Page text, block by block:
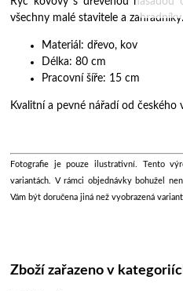
všechny malé stavitele a zahradníky.
Materiál: dřevo, kov
Délka: 80 cm
Pracovní šíře: 15 cm
Kvalitní a pevné nářadí od českého
Fotografie je pouze ilustrativní. Tento
variantách. V rámci objednávky bohužel
Vám být doručena jiná než vyobrazená
Zboží zařazeno v